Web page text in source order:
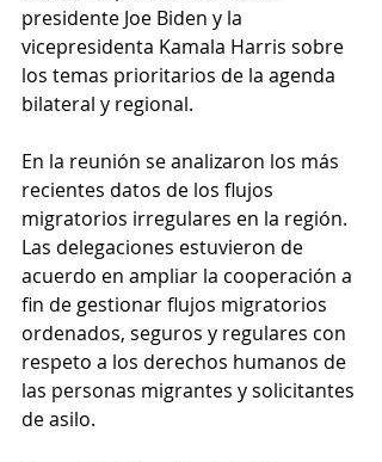
presidente Joe Biden y la
vicepresidenta Kamala Harris sobre
los temas prioritarios de la agenda
bilateral y regional.
En la reunión se analizaron los más
recientes datos de los flujos
migratorios irregulares en la región.
Las delegaciones estuvieron de
acuerdo en ampliar la cooperación a
fin de gestionar flujos migratorios
ordenados, seguros y regulares con
respeto a los derechos humanos de
las personas migrantes y solicitantes
de asilo.